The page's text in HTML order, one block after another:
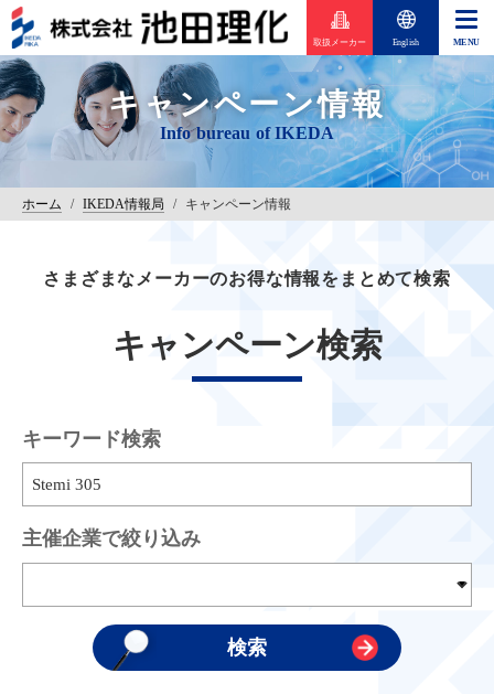
取扱メーカー English
キャンペーン情報
ホーム / IKEDA情報局 / キャンペーン情報
さまざまなメーカーのお得な情報をまとめて検索
キャンペーン検索
キーワード検索
主催企業で絞り込み